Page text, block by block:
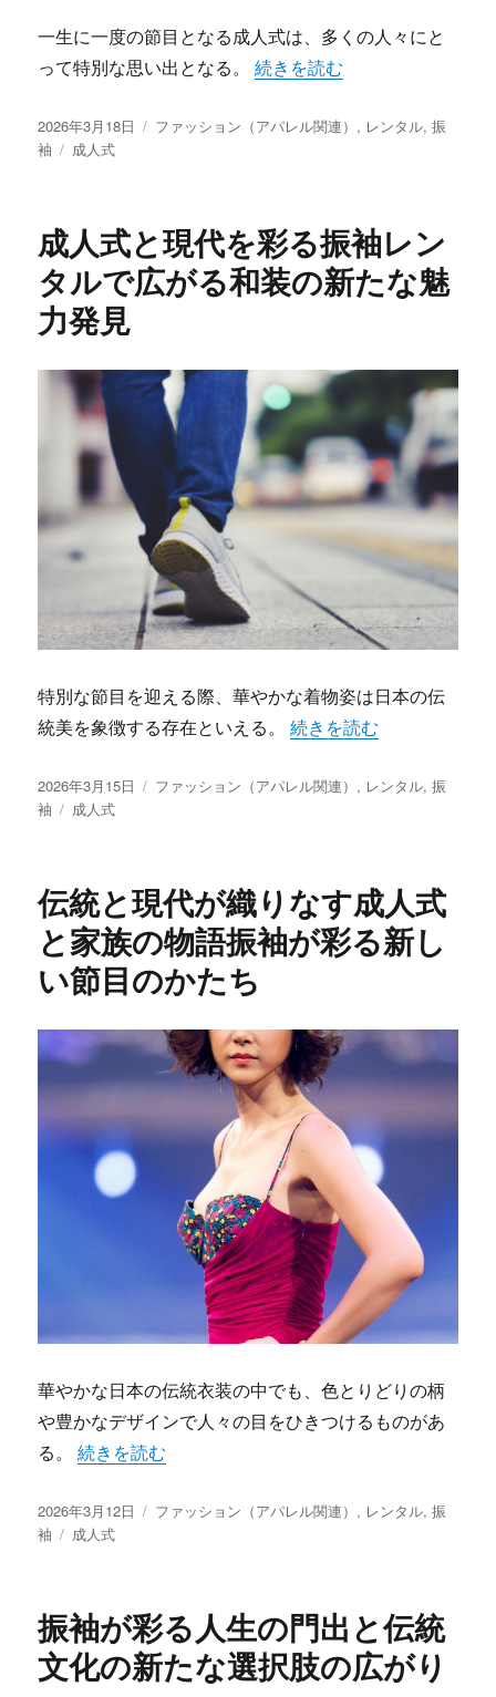
一生に一度の節目となる成人式は、多くの人々にと
って特別な思い出となる。“成人式の思い出を彩る振袖
続きを読む
投
稿
2026年3月18日
カ
ファッション（アパレル関連） , レンタル,振
袖
タ
成人式
成人式と現代を彩る振袖レン
タルで広がる和装の新たな魅
力発見
特別な節目を迎える際、華やかな着物姿は日本の伝
統美を象徴する存在といえる。“成人式と現代を彩る振
続きを読む
投
稿
2026年3月15日
カ
ファッション（アパレル関連） , レンタル,振
袖
タ
成人式
伝統と現代が織りなす成人式
と家族の物語振袖が彩る新し
い節目のかたち
華やかな日本の伝統衣装の中でも、色とりどりの柄
や豊かなデザインで人々の目をひきつけるものがあ
る。“伝統と現代が織りなす成人式と家族の物語振袖が
続きを読む
投
稿
2026年3月12日
カ
ファッション（アパレル関連） , レンタル,振
袖
タ
成人式
振袖が彩る人生の門出と伝統
文化の新たな選択肢の広がり